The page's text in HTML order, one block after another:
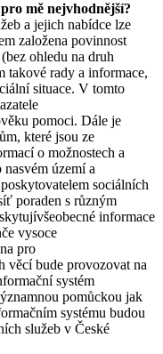
mě nejvhodnější?
a jejich nabídce lze
založena povinnost
ohledu na druh
takové rady a informace,
situace. V tomto
pomoci. Dále je
které jsou ze
o možnostech a
území a
sociálních
poraden s různým
informace
vysoce
pro
věcí bude provozovat na
systém
pomůckou jak
systému budou
služeb v České